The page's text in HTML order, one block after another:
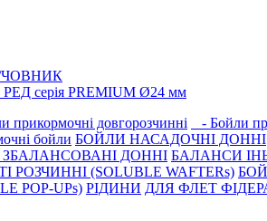
ЧОВНИК
серiя PREMIUM Ø24 мм
прикормочні довгорозчиннi - Бойли
бойли БОЙЛИ НАСАДОЧНI ДОННI
ДОННІ БАЛАНСИ
(SOLUBLE WAFTERs)
POP-UPs) РIДИНИ ДЛЯ ФЛЕТ